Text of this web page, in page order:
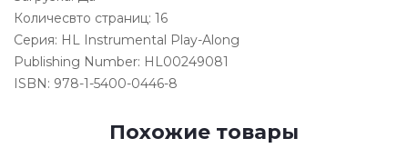
Количесвто страниц: 16
Серия: HL Instrumental Play-Along
Publishing Number: HL00249081
ISBN: 978-1-5400-0446-8
Похожие товары